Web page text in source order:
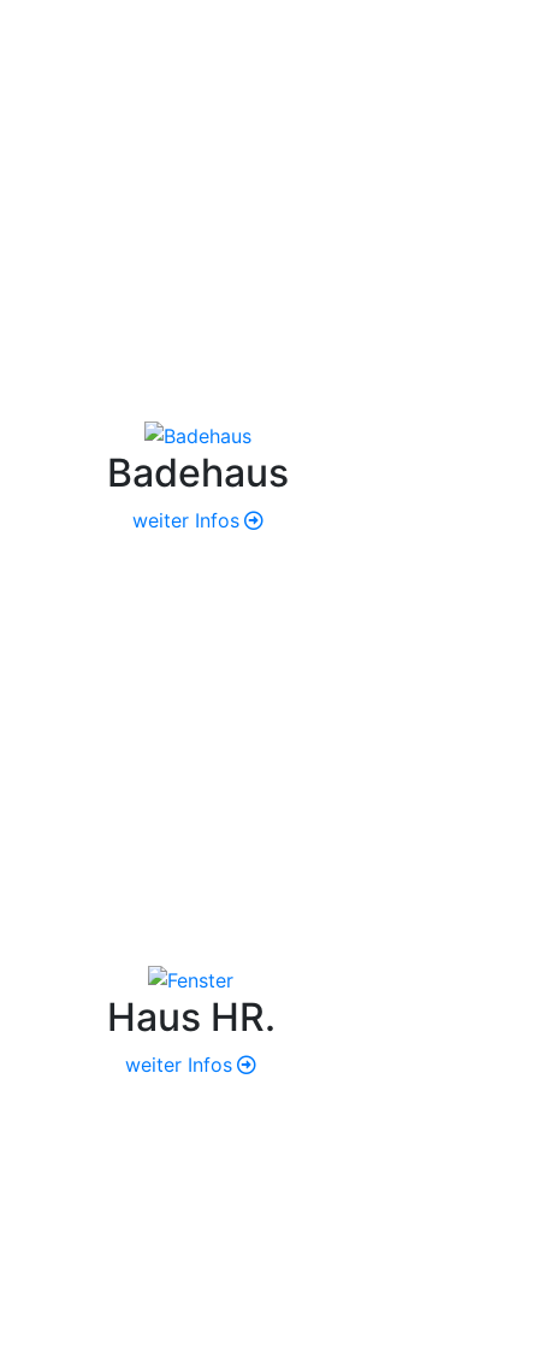
Badehaus
weiter Infos
Haus HR.
weiter Infos